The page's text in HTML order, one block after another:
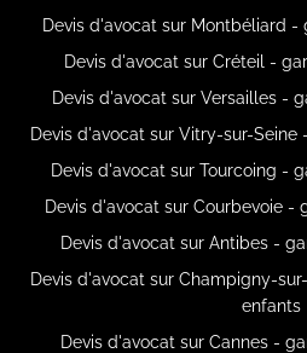
Devis d'avocat sur Montbéliard
Devis d'avocat sur Créteil -
Devis d'avocat sur Versailles -
Devis d'avocat sur Vitry-sur-
Devis d'avocat sur Tourcoing -
Devis d'avocat sur Courbevoie
Devis d'avocat sur Antibes -
Devis d'avocat sur Champigny-
enfants
Devis d'avocat sur Cannes -